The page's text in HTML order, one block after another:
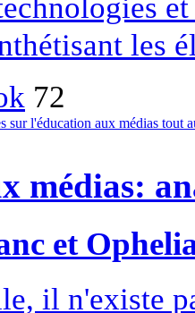
les
72
sur l'éducation aux médias tout
médias:
et
il n'existe